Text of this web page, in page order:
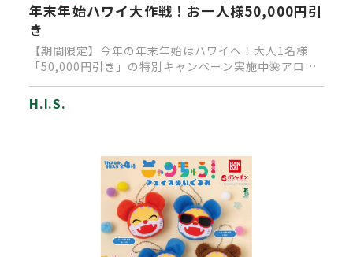
年末年始ハワイ大作戦！お一人様50,000円引
き
【期間限定】今年の年末年始はハワイへ！大人1名様
「50,000円引き」の特別キャンペーン実施中🌺アロ
ハ！皆様いかがお過ご…
H.I.S.